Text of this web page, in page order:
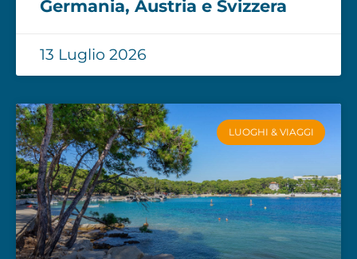
Germania, Austria e Svizzera
13 Luglio 2026
LUOGHI & VIAGGI